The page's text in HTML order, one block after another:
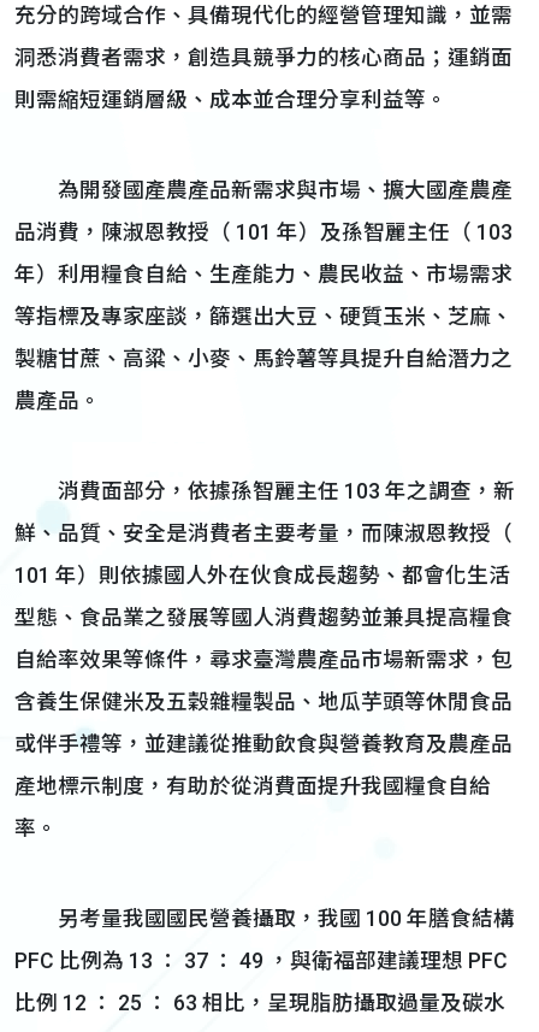
充分的跨域合作、具備現代化的經營管理知識，並需
洞悉消費者需求，創造具競爭力的核心商品；運銷面
則需縮短運銷層級、成本並合理分享利益等。
為開發國產農產品新需求與市場、擴大國產農產
品消費，陳淑恩教授（ 101 年）及孫智麗主任（ 103
年）利用糧食自給、生產能力、農民收益、市場需求
等指標及專家座談，篩選出大豆、硬質玉米、芝麻、
製糖甘蔗、高粱、小麥、馬鈴薯等具提升自給潛力之
農產品。
消費面部分，依據孫智麗主任 103 年之調查，新
鮮、品質、安全是消費者主要考量，而陳淑恩教授（
101 年）則依據國人外在伙食成長趨勢、都會化生活
型態、食品業之發展等國人消費趨勢並兼具提高糧食
自給率效果等條件，尋求臺灣農產品市場新需求，包
含養生保健米及五穀雜糧製品、地瓜芋頭等休閒食品
或伴手禮等，並建議從推動飲食與營養教育及農產品
產地標示制度，有助於從消費面提升我國糧食自給
率。
另考量我國國民營養攝取，我國 100 年膳食結構
PFC 比例為 13 ： 37 ： 49 ，與衛福部建議理想 PFC
比例 12 ： 25 ： 63 相比，呈現脂肪攝取過量及碳水